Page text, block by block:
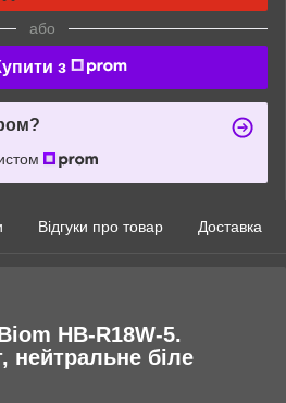
або
з
Відгуки про товар Доставка
HB-R18W-5.
нейтральне біле